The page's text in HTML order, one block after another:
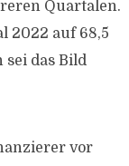
Quartalen.
2022 auf 68,5
sei das Bild
vor